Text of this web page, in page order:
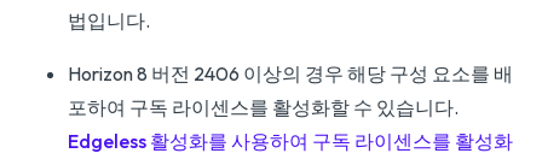
법입니다.
Horizon 8 버전 2406 이상의 경우 해당 구성 요소를 배
포하여 구독 라이센스를 활성화할 수 있습니다.
Edgeless 활성화를 사용하여 구독 라이센스를 활성화